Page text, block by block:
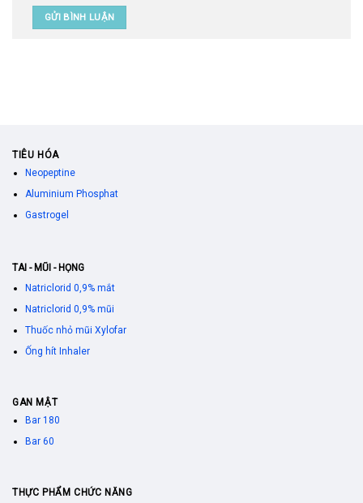
TIÊU HÓA
Neopeptine
Aluminium Phosphat
Gastrogel
TAI - MŨI - HỌNG
Natriclorid 0,9% mắt
Natriclorid 0,9% mũi
Thuốc nhỏ mũi Xylofar
Ống hít Inhaler
GAN MẬT
Bar 180
Bar 60
THỰC PHẨM CHỨC NĂNG